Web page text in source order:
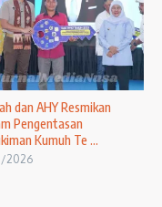
dan AHY Resmikan
Pengentasan
Kumuh Te ...
2026